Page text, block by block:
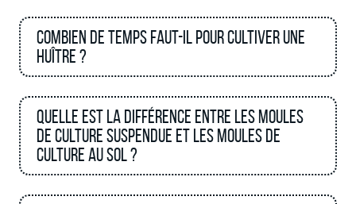
Combien de temps faut-il pour cultiver une
huître ?
Quelle est la différence entre les moules
de culture suspendue et les moules de
culture au sol ?